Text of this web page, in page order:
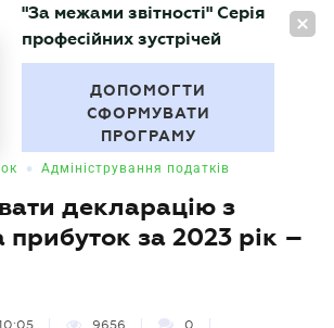
UA
"За межами звітності" Серія
професійних зустрічей
ДОПОМОГТИ
СФОРМУВАТИ
ПРОГРАМУ
• Адміністрування податків
декларацію з
прибуток за 2023 рік –
9656 0